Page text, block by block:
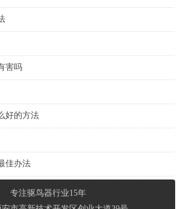
害吗
好的方法
佳办法
专注驱鸟器行业15年